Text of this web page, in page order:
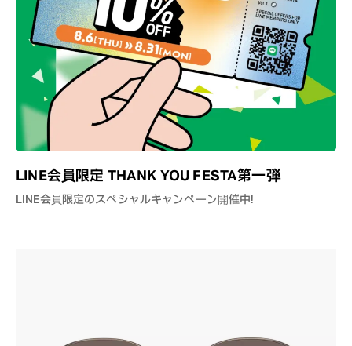
LINE会員限定 THANK YOU FESTA第一弾
LINE会員限定のスペシャルキャンペーン開催中！